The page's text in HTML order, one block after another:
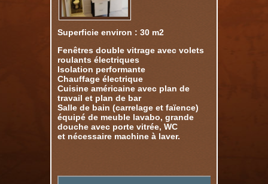
Superficie environ : 30 m2
Fenêtres double vitrage avec volets
roulants électriques
Isolation performante
Chauffage électrique
Cuisine américaine avec plan de
travail et plan de bar
Salle de bain (carrelage et faïence)
équipé de meuble lavabo, grande
douche avec porte vitrée, WC
et nécessaire machine à laver.